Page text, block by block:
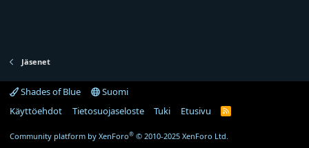
Jäsenet
Shades of Blue
Suomi
Käyttöehdot
Tietosuojaseloste Tuki Etusivu
R
Community platform by XenForo® © 2010-2025 XenForo Ltd.